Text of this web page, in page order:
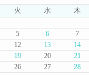
火 水 木
5 6 7
12 13 14
19 20 21
26 27 28